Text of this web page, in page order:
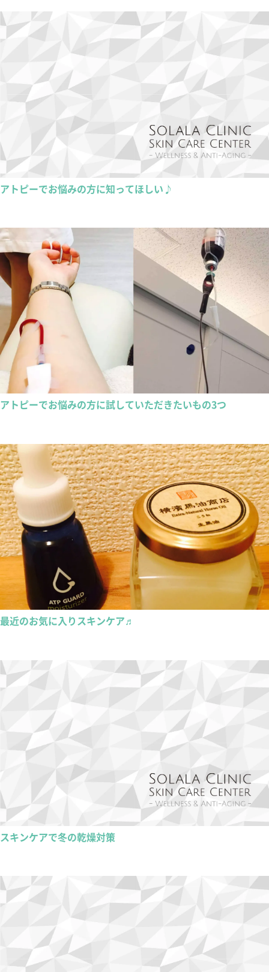
アトピーでお悩みの方に知ってほしい♪
アトピーでお悩みの方に試していただきたいもの3つ
最近のお気に入りスキンケア♬
スキンケアで冬の乾燥対策